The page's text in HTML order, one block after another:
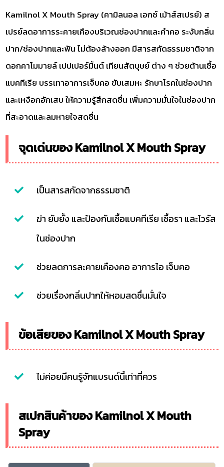
Kamilnol X Mouth Spray (คามิลนอล เอกซ์ เม้าส์สเปรย์) ส
เปรย์ลดอาการระคายเคืองบริเวณช่องปากและคำคอ ระงับกลิ่น
ปาก/ช่องปากและฟัน ไม่ต้องล้างออก มีสารสกัดธรรมชาติจาก
ดอกคาโมมายล์ เปปเปอร์มิ้นต์ เทียนสัตบุษย์ ต่าง ๆ ช่วยต้านเชื้อ
แบคทีเรีย บรรเทาอาการเจ็บคอ ขับเสมหะ รักษาโรคในช่องปาก
และเหงือกอักเสบ ให้ความรู้สึกสดชื่น เพิ่มความมั่นใจในช่องปาก
ที่สะอาดและลมหายใจสดชื่น
จุดเด่นของ Kamilnol X Mouth Spray
เป็นสารสกัดจากธรรมชาติ
ฆ่า ยับยั้ง และป้องกันเชื้อแบคทีเรีย เชื้อรา และไวรัส
ในช่องปาก
ช่วยลดการละคายเคืองคอ อาการไอ เจ็บคอ
ช่วยเรื่องกลิ่นปากให้หอมสดชื่นมั่นใจ
ข้อเสียของ Kamilnol X Mouth Spray
ไม่ค่อยมีคนรู้จักแบรนด์นี้เท่าที่ควร
สเปกสินค้าของ Kamilnol X Mouth
Spray